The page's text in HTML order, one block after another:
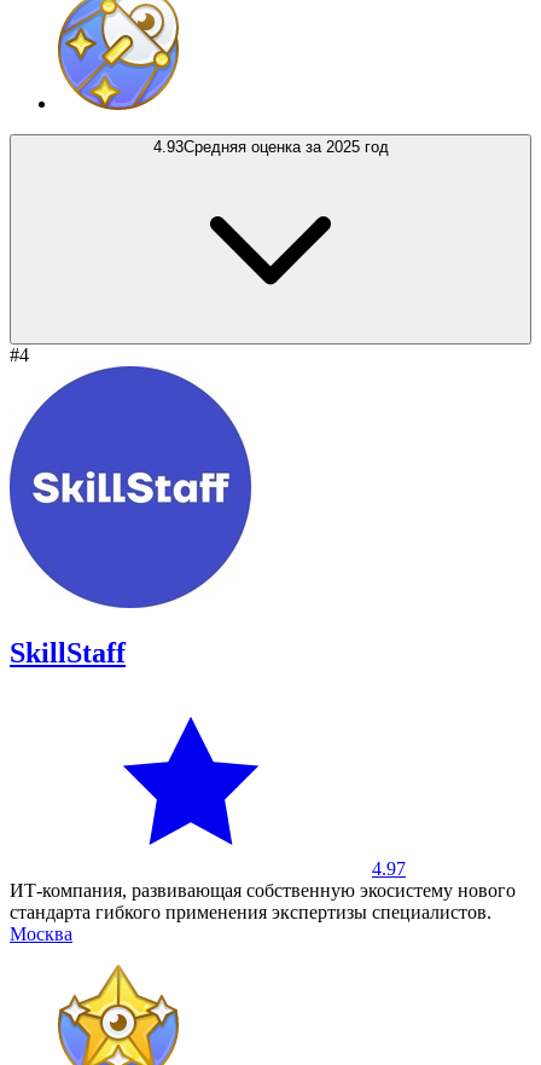
4.93Средняя оценка за 2025 год
#4
SkillStaff
4.97
ИТ-компания, развивающая собственную экосистему нового
стандарта гибкого применения экспертизы специалистов.
Москва